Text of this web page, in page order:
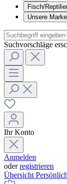
Fisch/
Unsere
Suchvorschläge
Ihr Konto
Anmelden
oderregistrieren
Übersicht